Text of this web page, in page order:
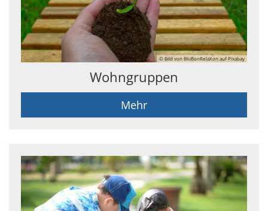
© Bild von BluBonRelaXon auf Pixabay
Wohngruppen
Mehr